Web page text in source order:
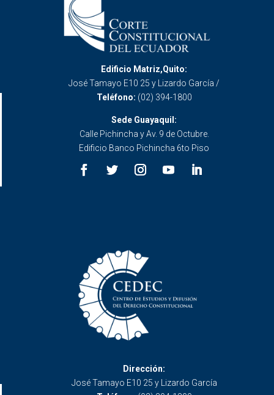
Edificio Matriz,Quito:
José Tamayo E10 25 y Lizardo García /
Teléfono: (02) 394-1800
Sede Guayaquil:
Calle Pichincha y Av. 9 de Octubre.
Edificio Banco Pichincha 6to Piso
Dirección:
José Tamayo E10 25 y Lizardo García